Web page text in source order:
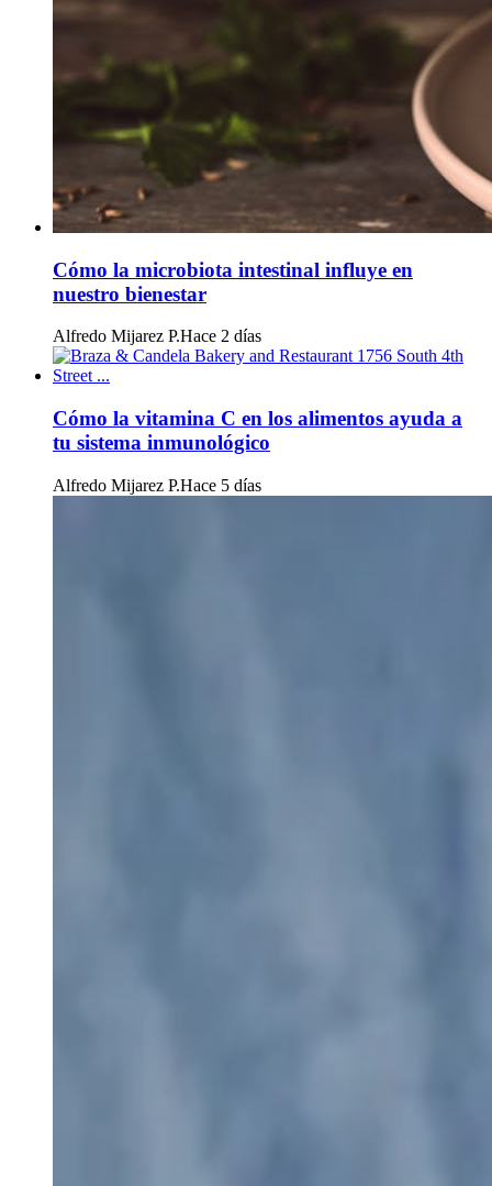
Cómo la microbiota intestinal influye en
nuestro bienestar
Alfredo Mijarez P.Hace 2 días
Cómo la vitamina C en los alimentos ayuda a
tu sistema inmunológico
Alfredo Mijarez P.Hace 5 días